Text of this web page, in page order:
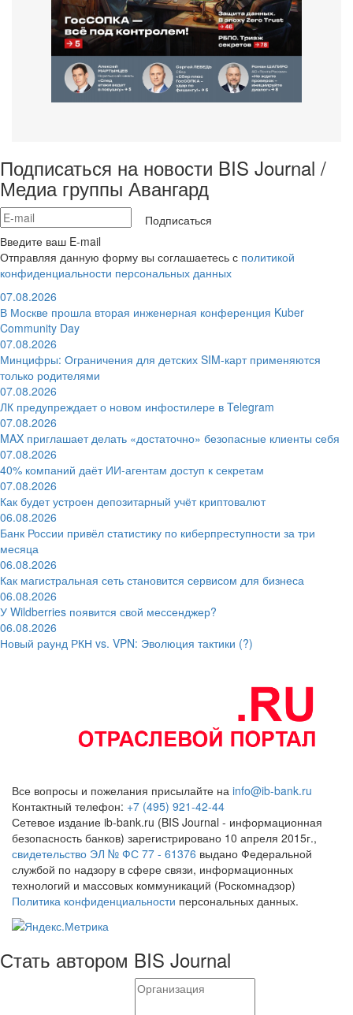
Подписаться на новости BIS Journal /
Медиа группы Авангард
Подписаться
Введите ваш E-mail
Отправляя данную форму вы соглашаетесь с политикой
конфиденциальности персональных данных
07.08.2026
В Москве прошла вторая инженерная конференция Kuber
Community Day
07.08.2026
Минцифры: Ограничения для детских SIM-карт применяются
только родителями
07.08.2026
ЛК предупреждает о новом инфостилере в Telegram
07.08.2026
MAX приглашает делать «достаточно» безопасные клиенты себя
07.08.2026
40% компаний даёт ИИ‑агентам доступ к секретам
07.08.2026
Как будет устроен депозитарный учёт криптовалют
06.08.2026
Банк России привёл статистику по киберпреступности за три
месяца
06.08.2026
Как магистральная сеть становится сервисом для бизнеса
06.08.2026
У Wildberries появится свой мессенджер?
06.08.2026
Новый раунд РКН vs. VPN: Эволюция тактики (?)
Все вопросы и пожелания присылайте на info@ib-bank.ru
Контактный телефон: +7 (495) 921-42-44
Сетевое издание ib-bank.ru (BIS Journal - информационная
безопасность банков) зарегистрировано 10 апреля 2015г.,
свидетельство ЭЛ № ФС 77 - 61376 выдано Федеральной
службой по надзору в сфере связи, информационных
технологий и массовых коммуникаций (Роскомнадзор)
Политика конфиденциальности персональных данных.
Стать автором BIS Journal